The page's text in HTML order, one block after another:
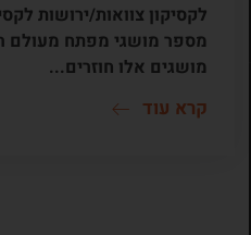
לקסיקון צוואות/ירושות
מספר מושגי מפתח מעולם
מושגים אלו חוזרים...
קרא עוד